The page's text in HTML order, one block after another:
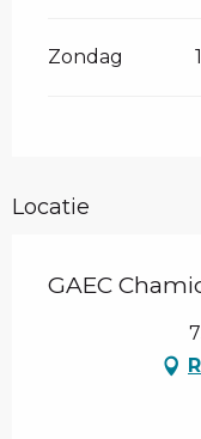
Zondag
Locatie
GAEC